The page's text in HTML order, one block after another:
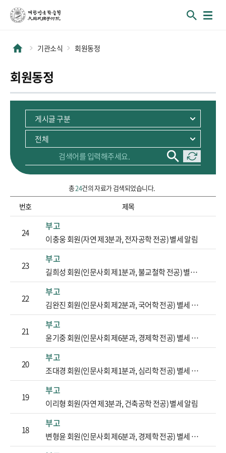
기관소식 회원동정
회원동정
총24건의 자료가 검색되었습니다.
순번, 제목 정보를 포함하고 있습니다.
번호 제목
24
부고
이충웅 회원(자연 제3분과, 전자공학 전공) 별세 알림
23
부고
길희성 회원(인문사회 제1분과, 불교철학 전공) 별세 알림
22
부고
김완진 회원(인문사회 제2분과, 국어학 전공) 별세 알림
21
부고
윤기중 회원(인문사회 제6분과, 경제학 전공) 별세 알림
20
부고
조대경 회원(인문사회 제1분과, 심리학 전공) 별세 알림
19
부고
이리형 회원(자연 제3분과, 건축공학 전공) 별세 알림
18
부고
변형윤 회원(인문사회 제6분과, 경제학 전공) 별세 알림